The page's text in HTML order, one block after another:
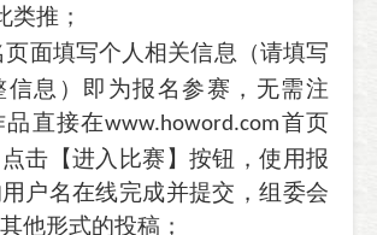
类推；
页面填写个人相关信息（请填写
信息）即为报名参赛，无需注
品直接在www.howord.com首页
击【进入比赛】按钮，使用报
户名在线完成并提交，组委会
他形式的投稿；